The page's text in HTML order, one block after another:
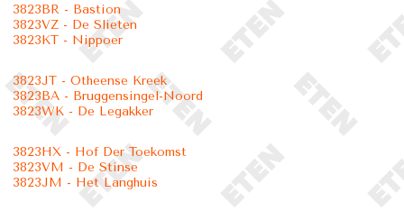
3823BR - Bastion
3823VZ - De Slieten
3823KT - Nippoer
3823JT - Otheense Kreek
3823BA - Bruggensingel-Noord
3823WK - De Legakker
3823HX - Hof Der Toekomst
3823VM - De Stinse
3823JM - Het Langhuis